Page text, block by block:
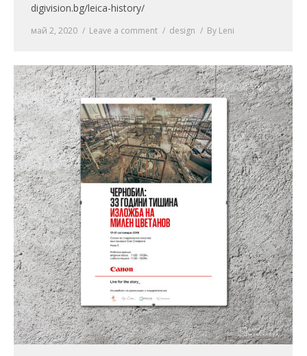
digivision.bg/leica-history/
май 2, 2020 Leave a comment design By Leni